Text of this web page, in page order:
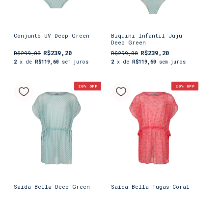
Conjunto UV Deep Green
R$299,00 R$239,20
2 x de R$119,60 sem juros
Biquini Infantil Juju
Deep Green
R$299,00 R$239,20
2 x de R$119,60 sem juros
20% OFF
Saída Bella Deep Green
20% OFF
Saída Bella Tugas Coral